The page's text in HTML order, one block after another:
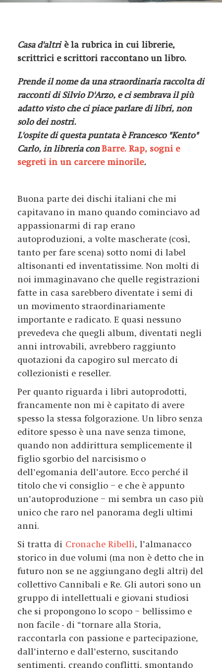
Casa d'altri è la rubrica in cui librerie,
scrittrici e scrittori raccontano un libro.
Prende il nome da una straordinaria raccolta di
racconti di Silvio D'Arzo, e ci sembrava il più
adatto visto che ci piace parlare di libri, non
solo dei nostri.
L'ospite di questa puntata è Francesco "Kento"
Carlo, in libreria conBarre. Rap, sogni e
segreti in un carcere minorile.
Buona parte dei dischi italiani che mi
capitavano in mano quando cominciavo ad
appassionarmi di rap erano
autoproduzioni, a volte mascherate (così,
tanto per fare scena) sotto nomi di label
altisonanti ed inventatissime. Non molti di
noi immaginavano che quelle registrazioni
fatte in casa sarebbero diventate i semi di
un movimento straordinariamente
importante e radicato. E quasi nessuno
prevedeva che quegli album, diventati negli
anni introvabili, avrebbero raggiunto
quotazioni da capogiro sul mercato di
collezionisti e reseller.
Per quanto riguarda i libri autoprodotti,
francamente non mi è capitato di avere
spesso la stessa folgorazione. Un libro senza
editore spesso è una nave senza timone,
quando non addirittura semplicemente il
figlio sgorbio del narcisismo o
dell’egomania dell’autore. Ecco perché il
titolo che vi consiglio – e che è appunto
un’autoproduzione – mi sembra un caso più
unico che raro nel panorama degli ultimi
anni.
Si tratta di Cronache Ribelli, l’almanacco
storico in due volumi (ma non è detto che in
futuro non se ne aggiungano degli altri) del
collettivo Cannibali e Re. Gli autori sono un
gruppo di intellettuali e giovani studiosi
che si propongono lo scopo – bellissimo e
non facile - di “tornare alla Storia,
raccontarla con passione e partecipazione,
dall’interno e dall’esterno, suscitando
sentimenti, creando conflitti, smontando